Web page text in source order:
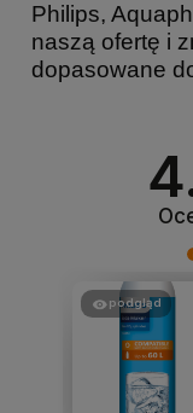
Philips,
naszą ofertę i
dopasowane
podgląd